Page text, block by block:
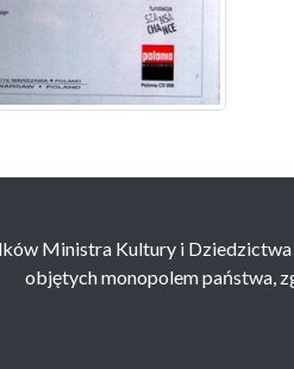
Ministra Kultury i
objętych monopolem państwa,